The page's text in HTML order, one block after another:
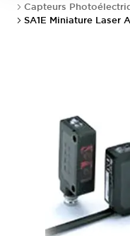
Capteurs
SA1E Miniature Laser